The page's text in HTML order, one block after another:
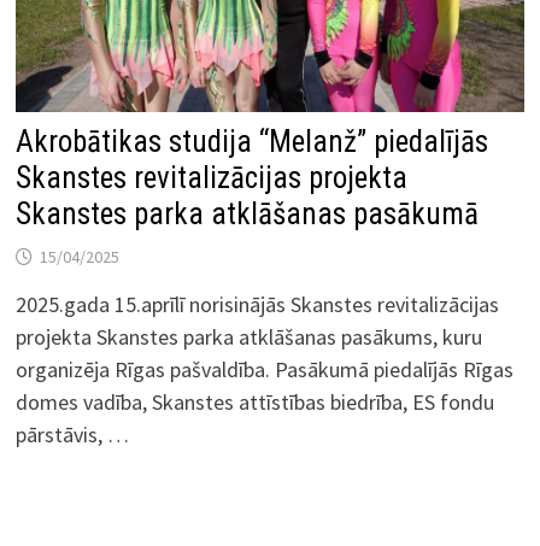
Akrobātikas studija “Melanž” piedalījās
Skanstes revitalizācijas projekta
Skanstes parka atklāšanas pasākumā
15/04/2025
2025.gada 15.aprīlī norisinājās Skanstes revitalizācijas
projekta Skanstes parka atklāšanas pasākums, kuru
organizēja Rīgas pašvaldība. Pasākumā piedalījās Rīgas
domes vadība, Skanstes attīstības biedrība, ES fondu
pārstāvis, …